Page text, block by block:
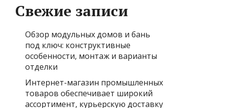
Свежие записи
Обзор модульных домов и бань
под ключ: конструктивные
особенности, монтаж и варианты
отделки
Интернет-магазин промышленных
товаров обеспечивает широкий
ассортимент, курьерскую доставку